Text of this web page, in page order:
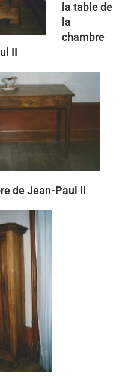
la table de
la
chambre
II
de Jean-Paul II